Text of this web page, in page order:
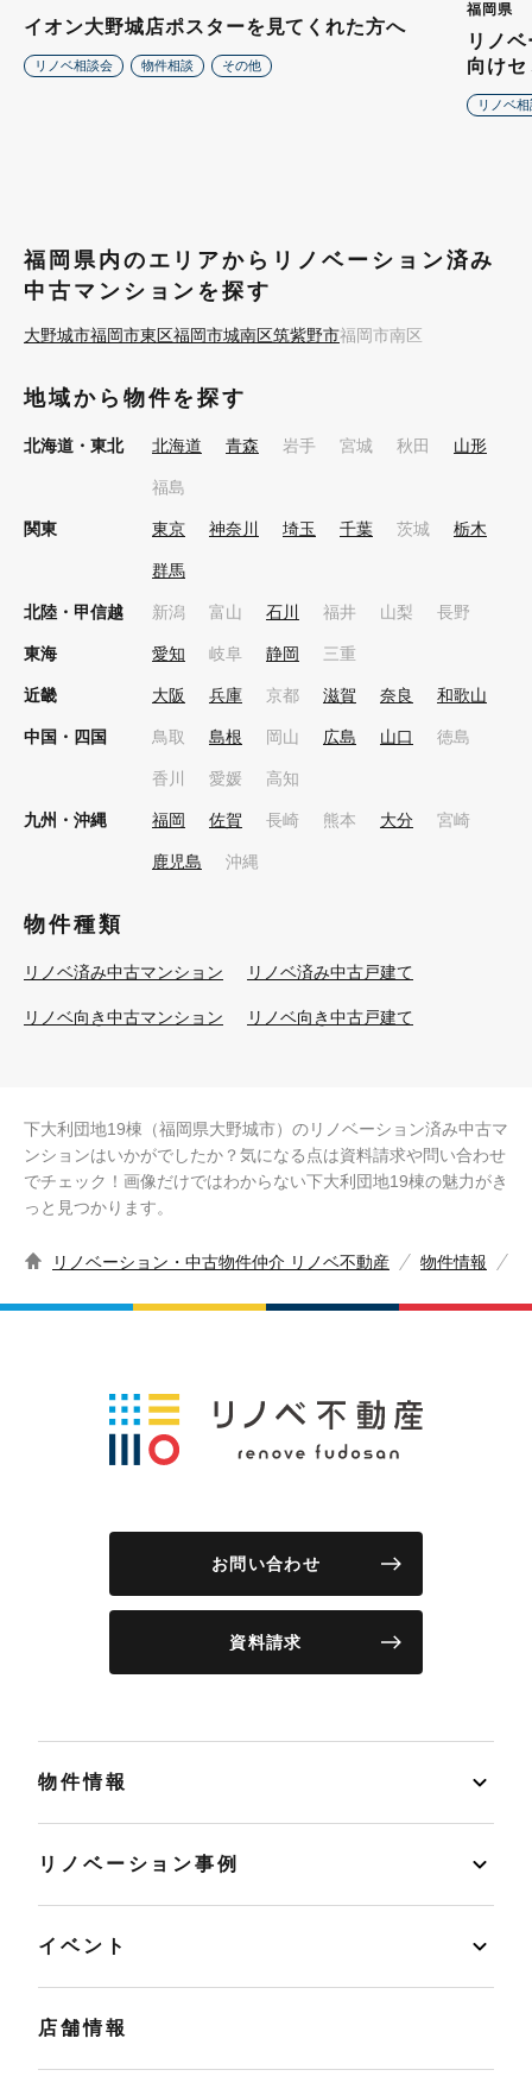
イオン大野城店ポスターを見てくれた方へ
リノベ相談会 物件相談 その他
福岡県
リノ
向け
リノベ
福岡県内のエリアからリノベーション済み
中古マンションを探す
大野城市福岡市東区福岡市城南区筑紫野市福岡市南区
地域から物件を探す
北海道・東北 北海道 青森 岩手 宮城 秋田 山形
福島
関東 東京 神奈川 埼玉 千葉 茨城 栃木
群馬
北陸・甲信越 新潟 富山 石川 福井 山梨 長野
東海 愛知 岐阜 静岡 三重
近畿 大阪 兵庫 京都 滋賀 奈良 和歌山
中国・四国 鳥取 島根 岡山 広島 山口 徳島
香川 愛媛 高知
九州・沖縄 福岡 佐賀 長崎 熊本 大分 宮崎
鹿児島 沖縄
物件種類
リノベ済み中古マンション リノベ済み中古戸建て
リノベ向き中古マンション リノベ向き中古戸建て
下大利団地19棟（福岡県大野城市）のリノベーション済み中古マ
ンションはいかがでしたか？気になる点は資料請求や問い合わせ
でチェック！画像だけではわからない下大利団地19棟の魅力がき
っと見つかります。
リノベーション・中古物件仲介 リノベ不動産 物件情報
お問い合わせ
資料請求
物件情報
リノベーション事例
イベント
店舗情報